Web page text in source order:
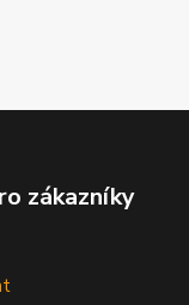
zákazníky